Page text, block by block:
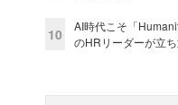
10
AI時代こそ「
のHRリーダーが立